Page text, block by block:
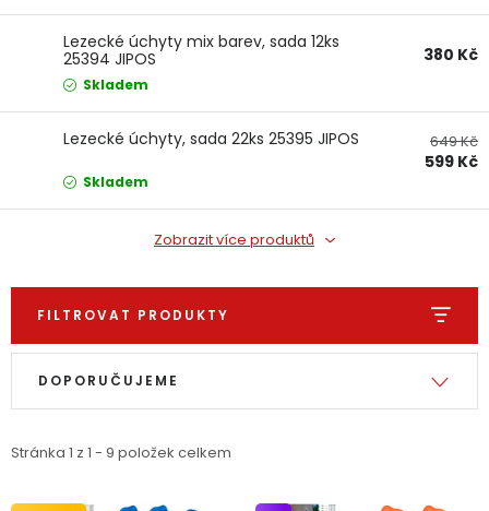
Dětská hřiště
Autodoplňky
Vánoce
Fotovoltaika
Výprodej
Lezecké úchyty mix barev, sada 12ks
25394 JIPOS
380 Kč
Skladem
Lezecké úchyty, sada 22ks 25395 JIPOS 649 Kč
599 Kč
Skladem
Zobrazit více produktů
FILTROVAT PRODUKTY
Výpis produktů
Stránka 1 z 1 - 9 položek celkem
Řazení produktů
DOPORUČUJEME